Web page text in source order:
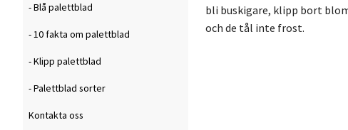
- Blå palettblad
- 10 fakta om palettblad
- Klipp palettblad
- Palettblad sorter
Kontakta oss
bli buskigare, klipp bort
och de tål inte frost.